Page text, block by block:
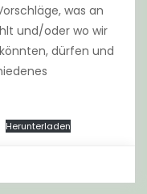
was an
und/oder wo wir
dürfen und
Herunterladen